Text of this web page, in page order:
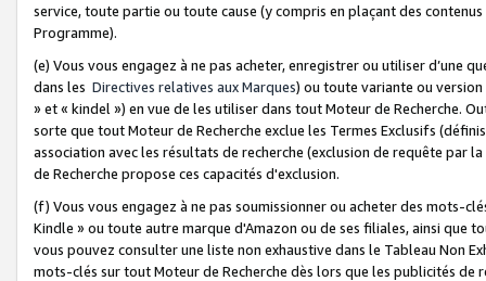
service, toute partie ou toute cause (y compris en plaçant des
Programme).
(e) Vous vous engagez à ne pas acheter, enregistrer ou utiliser d’une
dans les Directives relatives aux Marques) ou toute variante ou
» et « kindel ») en vue de les utiliser dans tout Moteur de Recherche.
sorte que tout Moteur de Recherche exclue les Termes Exclusifs
association avec les résultats de recherche (exclusion de requête
de Recherche propose ces capacités d'exclusion.
(f) Vous vous engagez à ne pas soumissionner ou acheter des mots-
Kindle » ou toute autre marque d'Amazon ou de ses filiales, ainsi que
vous pouvez consulter une liste non exhaustive dans le Tableau Non
mots-clés sur tout Moteur de Recherche dès lors que les publicités de